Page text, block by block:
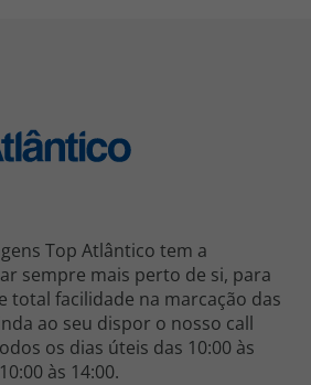
Top Atlântico tem a
sempre mais perto de si, para
total facilidade na marcação das
ao seu dispor o nosso call
os dias úteis das 10:00 às
às 14:00.